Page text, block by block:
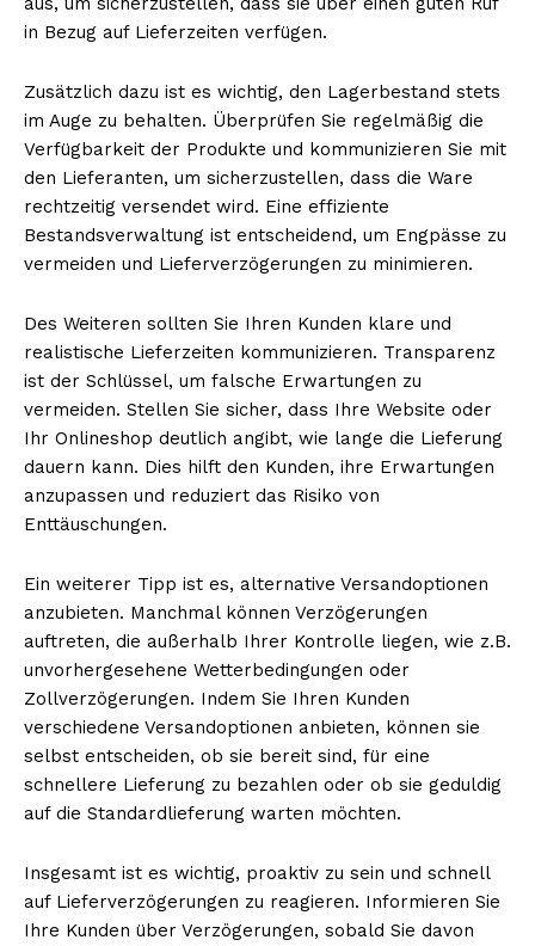
in Bezug auf Lieferzeiten verfügen.
Zusätzlich dazu ist es wichtig, den Lagerbestand stets
im Auge zu behalten. Überprüfen Sie regelmäßig die
Verfügbarkeit der Produkte und kommunizieren Sie mit
den Lieferanten, um sicherzustellen, dass die Ware
rechtzeitig versendet wird. Eine effiziente
Bestandsverwaltung ist entscheidend, um Engpässe zu
vermeiden und Lieferverzögerungen zu minimieren.
Des Weiteren sollten Sie Ihren Kunden klare und
realistische Lieferzeiten kommunizieren. Transparenz
ist der Schlüssel, um falsche Erwartungen zu
vermeiden. Stellen Sie sicher, dass Ihre Website oder
Ihr Onlineshop deutlich angibt, wie lange die Lieferung
dauern kann. Dies hilft den Kunden, ihre Erwartungen
anzupassen und reduziert das Risiko von
Enttäuschungen.
Ein weiterer Tipp ist es, alternative Versandoptionen
anzubieten. Manchmal können Verzögerungen
auftreten, die außerhalb Ihrer Kontrolle liegen, wie z.B.
unvorhergesehene Wetterbedingungen oder
Zollverzögerungen. Indem Sie Ihren Kunden
verschiedene Versandoptionen anbieten, können sie
selbst entscheiden, ob sie bereit sind, für eine
schnellere Lieferung zu bezahlen oder ob sie geduldig
auf die Standardlieferung warten möchten.
Insgesamt ist es wichtig, proaktiv zu sein und schnell
auf Lieferverzögerungen zu reagieren. Informieren Sie
Ihre Kunden über Verzögerungen, sobald Sie davon